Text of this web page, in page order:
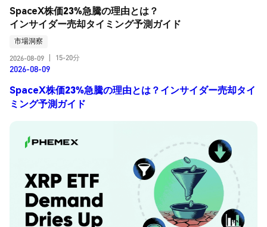
SpaceX株価23%急騰の理由とは？
インサイダー売却タイミング予測ガイド
市場洞察
2026-08-09
15-20分
2026-08-09
SpaceX株価23%急騰の理由とは？インサイダー売却タイ
ミング予測ガイド